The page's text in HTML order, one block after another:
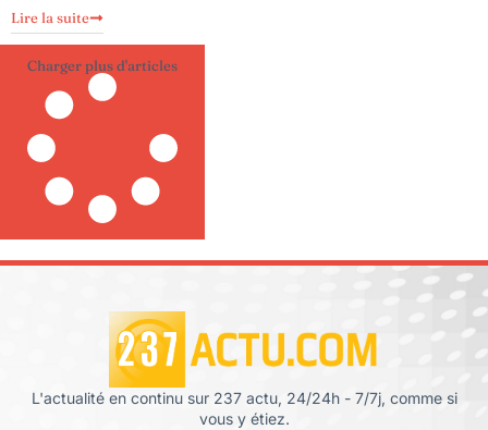
Lire la suite
Charger plus d'articles
L'actualité en continu sur 237 actu, 24/24h - 7/7j, comme si
vous y étiez.